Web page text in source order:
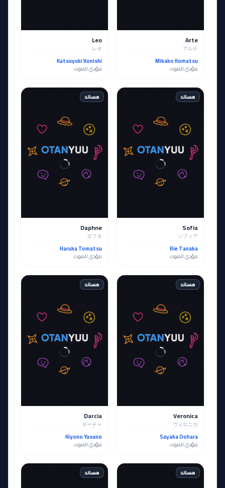
Arte
アルテ
Mikako Komatsu
مؤدي الصوت
Leo
レオ
Katsuyuki Konishi
مؤدي الصوت
مساند
Sofia
ソフィア
Rie Tanaka
مؤدي الصوت
مساند
Daphne
ダフネ
Haruka Tomatsu
مؤدي الصوت
مساند
Veronica
ヴェロニカ
Sayaka Oohara
مؤدي الصوت
مساند
Darcia
ダーチャ
Kiyono Yasuno
مؤدي الصوت
مساند مساند